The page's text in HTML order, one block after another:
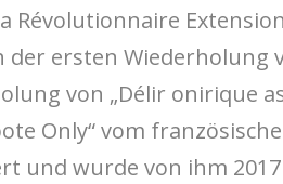
Révolutionnaire
der ersten Wiederholung
von „Délir onirique
Only“ vom
und wurde von ihm